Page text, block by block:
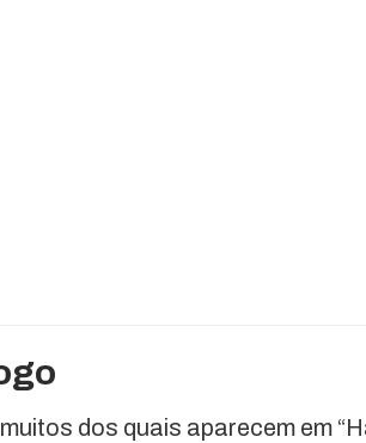
dos quais aparecem em